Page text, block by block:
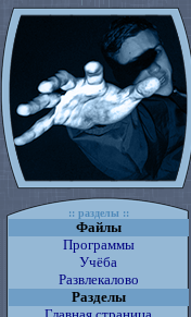
:: разделы ::
Файлы
Программы
Учёба
Развлекалово
Разделы